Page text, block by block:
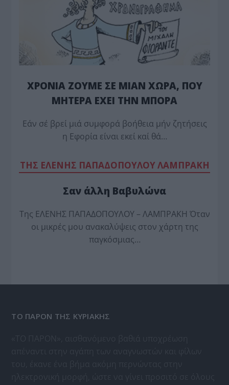
ΧΡΟΝΙΑ ΖΟΥΜΕ ΣΕ ΜΙΑΝ ΧΩΡΑ, ΠΟΥ
ΜΗΤΕΡΑ ΕΧΕΙ ΤΗΝ ΜΠΟΡΑ
Εάν σέ βρεί μιά συμφορά βοήθεια μήν ζητήσεις
η Εφορία είναι εκεί καί θά…
TΗΣ ΕΛΕΝΗΣ ΠΑΠΑΔΟΠΟΥΛΟΥ ΛΑΜΠΡΑΚΗ
Σαν άλλη Βαβυλώνα
Της ΕΛΕΝΗΣ ΠΑΠΑΔΟΠΟΥΛΟΥ – ΛΑΜΠΡΑΚΗ Όταν
οι μικρές μου ανακαλύψεις στον χάρτη της
παγκόσμιας…
ΤΟ ΠΑΡΟΝ ΤΗΣ ΚΥΡΙΑΚΗΣ